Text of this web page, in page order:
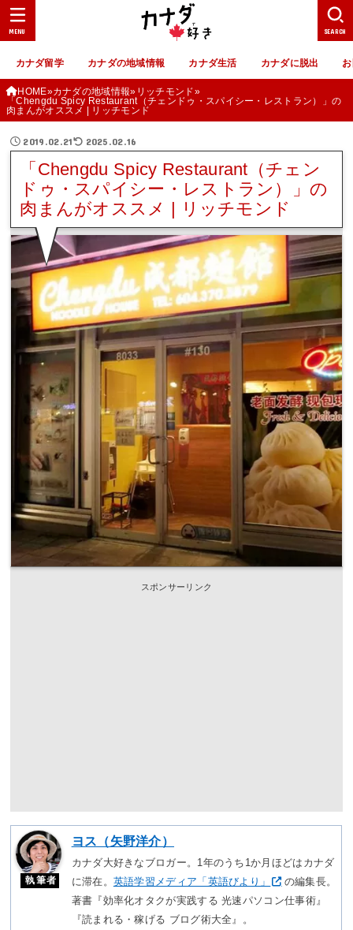
カナダ留学 カナダの地域情報 カナダ生活 カナダに脱出
SEARCH
MENU
HOME カナダの地域情報
リッチモンド
「Chengdu Spicy Restaurant（チェンドゥ・スパイシー・レストラン）」の
肉まんがオススメ | リッチモンド
2019.02.21 2025.02.16
「Chengdu Spicy Restaurant（チェン
ドゥ・スパイシー・レストラン）」の
肉まんがオススメ | リッチモンド
スポンサーリンク
執筆者
ヨス（矢野洋介）
カナダ大好きなブロガー。1年のうち1か月ほどはカナダ
に滞在。 英語学習メディア「英語びより」
の編集長。
著書『効率化オタクが実践する 光速パソコン仕事術』
『読まれる・稼げる ブログ術大全』。